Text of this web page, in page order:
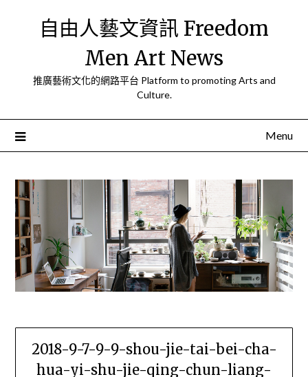
自由人藝文資訊 Freedom
Men Art News
推廣藝術文化的網路平台 Platform to promoting Arts and
Culture.
Menu
2018-9-7-9-9-shou-jie-tai-bei-cha-
hua-yi-shu-jie-qing-chun-liang-